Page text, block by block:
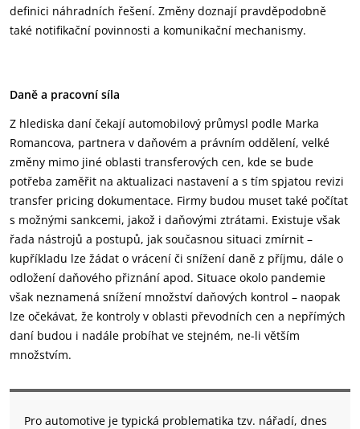
definici náhradních řešení. Změny doznají pravděpodobně
také notifikační povinnosti a komunikační mechanismy.
Daně a pracovní síla
Z hlediska daní čekají automobilový průmysl podle Marka
Romancova, partnera v daňovém a právním oddělení, velké
změny mimo jiné oblasti transferových cen, kde se bude
potřeba zaměřit na aktualizaci nastavení a s tím spjatou revizi
transfer pricing dokumentace. Firmy budou muset také počítat
s možnými sankcemi, jakož i daňovými ztrátami. Existuje však
řada nástrojů a postupů, jak současnou situaci zmírnit –
kupříkladu lze žádat o vrácení či snížení daně z příjmu, dále o
odložení daňového přiznání apod. Situace okolo pandemie
však neznamená snížení množství daňových kontrol – naopak
lze očekávat, že kontroly v oblasti převodních cen a nepřímých
daní budou i nadále probíhat ve stejném, ne-li větším
množstvím.
Pro automotive je typická problematika tzv. nářadí, dnes